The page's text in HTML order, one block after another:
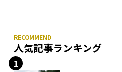
人気記事ランキング